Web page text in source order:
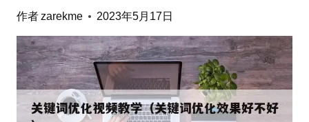
作者zarekme 2023年5月17日